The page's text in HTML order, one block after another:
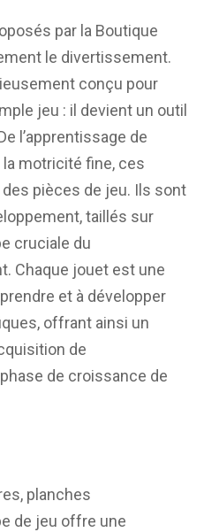
par la Boutique
le divertissement.
conçu pour
jeu : il devient un outil
l’apprentissage de
la motricité fine, ces
pièces de jeu. Ils sont
taillés sur
cruciale du
Chaque jouet est une
et à développer
offrant ainsi un
de
de croissance de
planches
de jeu offre une